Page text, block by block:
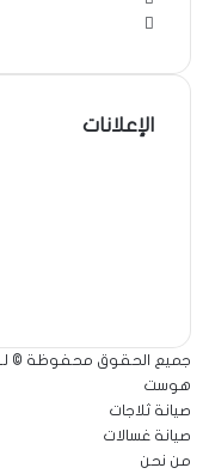
الإعلانات
جميع الحقوق محفوظة © لــ
هوست
صيانة ثلاجات
صيانة غسالات
من نحن